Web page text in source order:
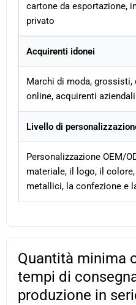
cartone da esportazione,
privato
Acquirenti idonei
Marchi di moda, grossisti,
online, acquirenti
Livello di
Personalizzazione OEM/
materiale, il logo, il
metallici, la confezione e
Quantità minima
tempi di
produzione in